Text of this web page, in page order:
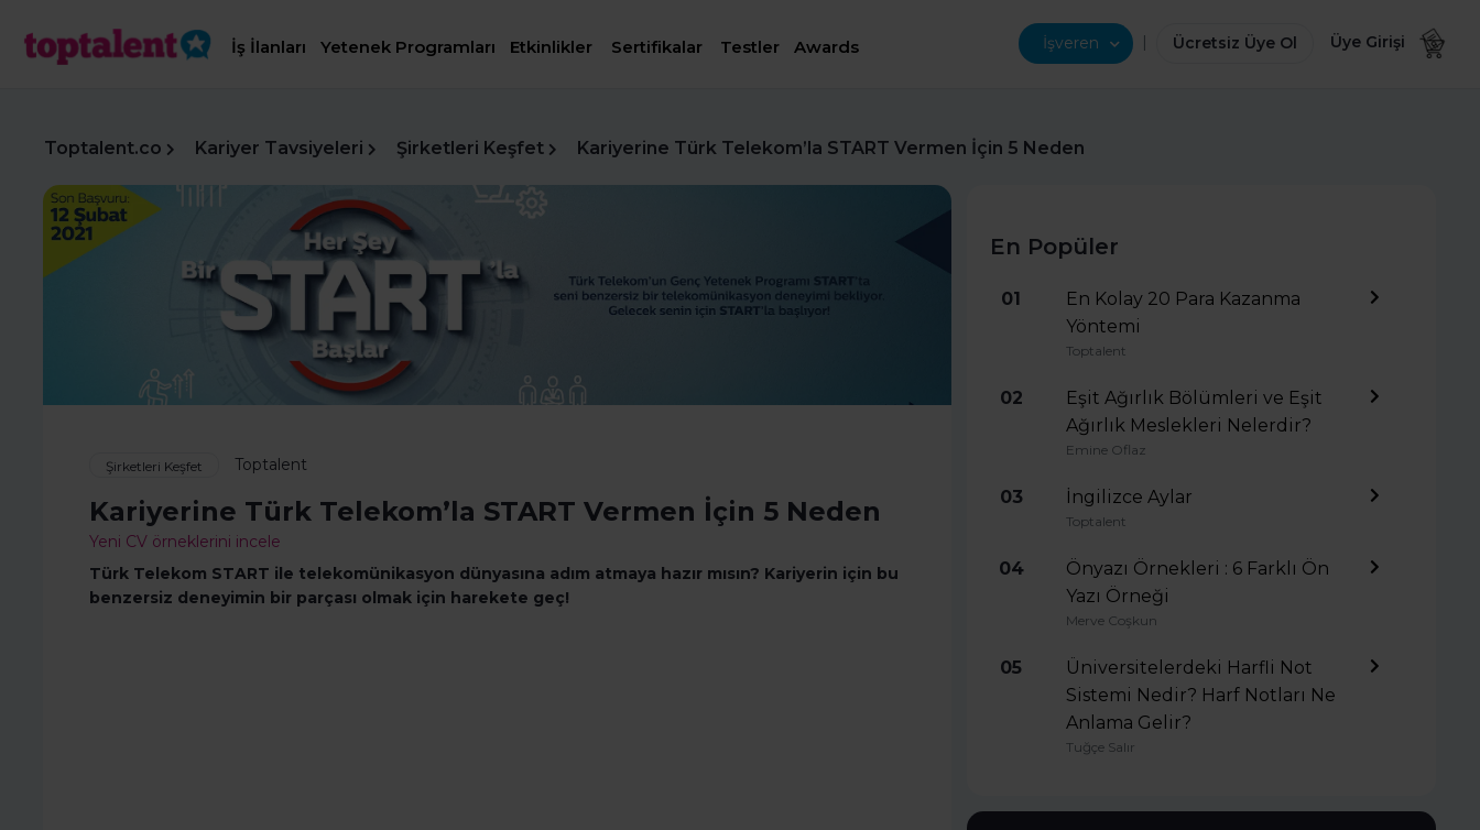
İş İlanları Yetenek Programları Etkinlikler Sertifikalar Testler Awards İşveren | Ücretsiz Üye Ol Üye Girişi
Toptalent.co Kariyer Tavsiyeleri Şirketleri Keşfet Kariyerine Türk Telekom’la START Vermen İçin 5 Neden
Şirketleri Keşfet Toptalent
Kariyerine Türk Telekom’la START Vermen İçin 5 Neden
Yeni CV örneklerini incele
Türk Telekom START ile telekomünikasyon dünyasına adım atmaya hazır mısın? Kariyerin için bu
benzersiz deneyimin bir parçası olmak için harekete geç!
En Popüler
01
En Kolay 20 Para Kazanma
Yöntemi
Toptalent
02
Eşit Ağırlık Bölümleri ve Eşit
Ağırlık Meslekleri Nelerdir?
Emine Oflaz
03 İngilizce Aylar
Toptalent
04
Önyazı Örnekleri : 6 Farklı Ön
Yazı Örneği
Merve Coşkun
05
Üniversitelerdeki Harfli Not
Sistemi Nedir? Harf Notları Ne
Anlama Gelir?
Tuğçe Salır